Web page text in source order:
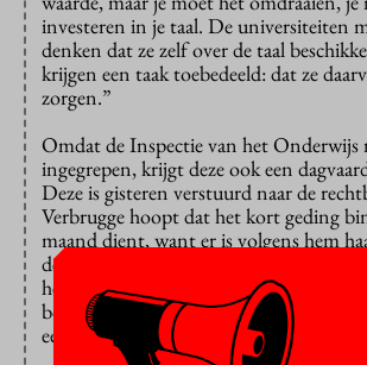
investeren in je taal. De universiteiten
denken dat ze zelf over de taal
krijgen een taak toebedeeld: dat ze
zorgen.”
Omdat de Inspectie van het Onderwijs
ingegrepen, krijgt deze ook een
Deze is gisteren verstuurd naar de
Verbrugge hoopt dat het kort geding
maand dient, want er is volgens hem
de rechter daar anders over denken,
het vonnis. In dat geval kan de
bodemprocedure aanspannen, die
een kort geding.